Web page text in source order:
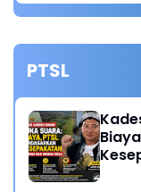
PTSL